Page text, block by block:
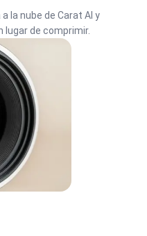
la nube de Carat AI y
lugar de comprimir.